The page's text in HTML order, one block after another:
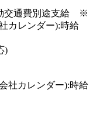
交通費別途支給 ※
カレンダー):時給
)
社カレンダー):時給